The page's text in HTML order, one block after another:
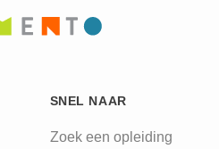
SNEL NAAR
Zoek een opleiding